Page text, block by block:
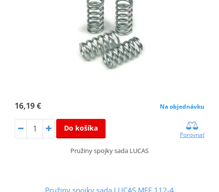
16,19 € Na objednávku
Do košíka
Porovnať
Pružiny spojky sada LUCAS